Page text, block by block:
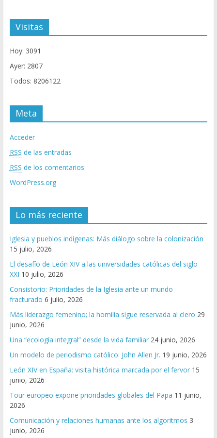
Visitas
Hoy: 3091
Ayer: 2807
Todos: 8206122
Meta
Acceder
RSS de las entradas
RSS de los comentarios
WordPress.org
Lo más reciente
Iglesia y pueblos indígenas: Más diálogo sobre la colonización
15 julio, 2026
El desafío de León XIV a las universidades católicas del siglo
XXI 10 julio, 2026
Consistorio: Prioridades de la Iglesia ante un mundo
fracturado 6 julio, 2026
Más liderazgo femenino; la homilía sigue reservada al clero 29
junio, 2026
Una “ecología integral” desde la vida familiar 24 junio, 2026
Un modelo de periodismo católico: John Allen Jr. 19 junio, 2026
León XIV en España: visita histórica marcada por el fervor 15
junio, 2026
Tour europeo expone prioridades globales del Papa 11 junio,
2026
Comunicación y relaciones humanas ante los algoritmos 3
junio, 2026